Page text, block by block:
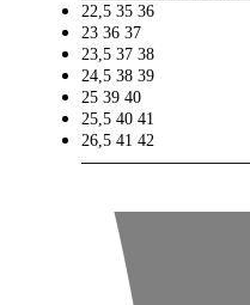
22,5 35 36
23 36 37
23,5 37 38
24,5 38 39
25 39 40
25,5 40 41
26,5 41 42